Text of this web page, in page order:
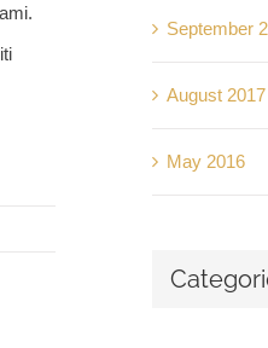
September
August 2017
May 2016